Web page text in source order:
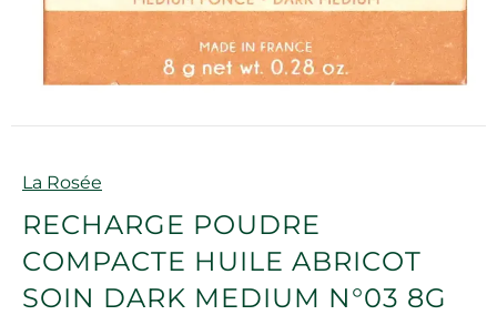
Marque
La Rosée
RECHARGE POUDRE
COMPACTE HUILE ABRICOT
SOIN DARK MEDIUM N°03 8G